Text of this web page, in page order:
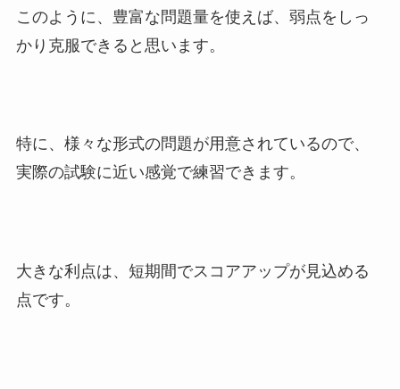
このように、豊富な問題量を使えば、弱点をしっ
かり克服できると思います。
特に、様々な形式の問題が用意されているので、
実際の試験に近い感覚で練習できます。
大きな利点は、短期間でスコアアップが見込める
点です。